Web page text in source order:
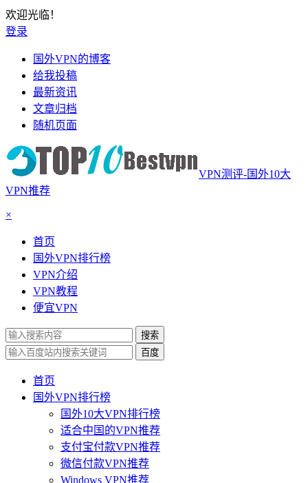
欢迎光临！
登录
国外VPN的博客
给我投稿
最新资讯
文章归档
随机页面
VPN测评-国外10大
VPN推荐
×
首页
国外VPN排行榜
VPN介绍
VPN教程
便宜VPN
搜索
百度
首页
国外VPN排行榜
国外10大VPN排行榜
适合中国的VPN推荐
支付宝付款VPN推荐
微信付款VPN推荐
Windows VPN推荐